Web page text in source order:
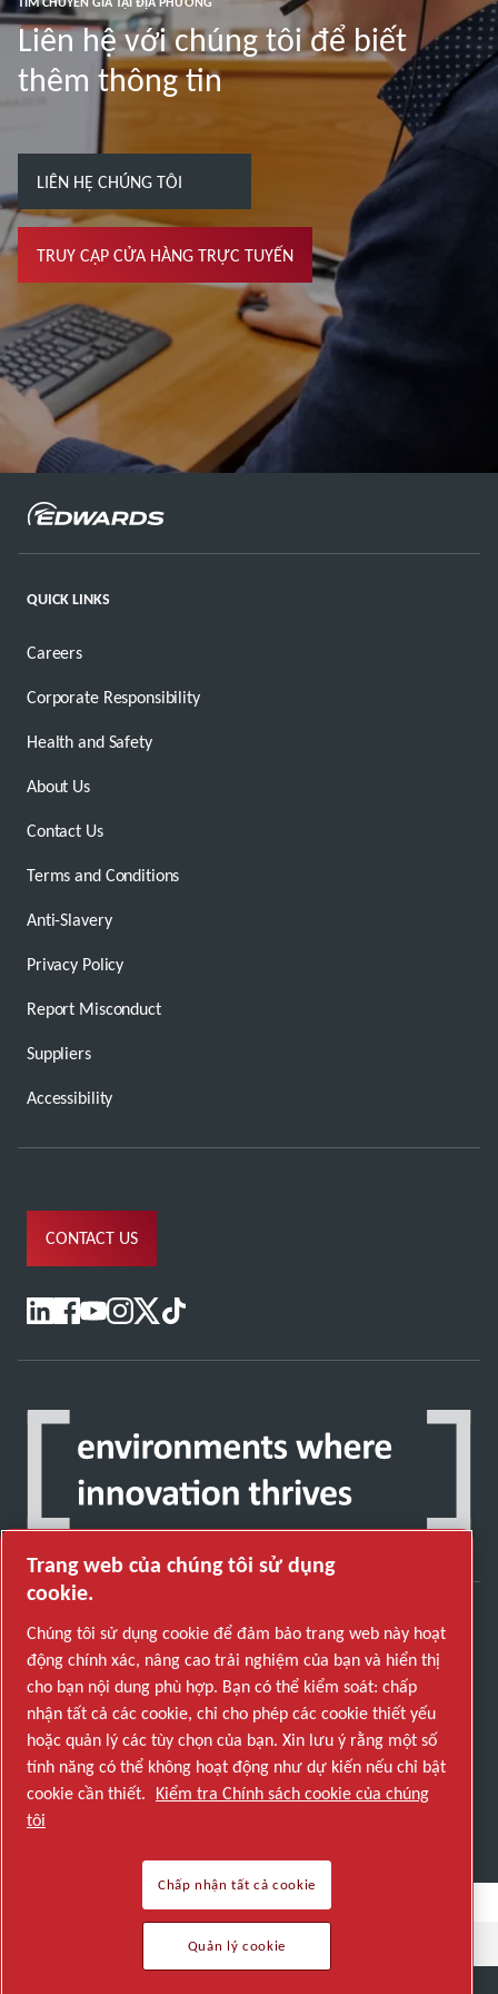
Liên hệ với chúng tôi để biết
thêm thông tin
LIÊN HỆ CHÚNG TÔI
TRUY CẬP CỬA HÀNG TRỰC TUYẾN
QUICK LINKS
Careers
Corporate Responsibility
Health and Safety
About Us
Contact Us
Terms and Conditions
Anti-Slavery
Privacy Policy
Report Misconduct
Suppliers
Accessibility
CONTACT US
Khám phá cách Atlas Copco Group cung cấp công
nghệ biến đổi tương lai.
Truy cập trang web của Atlas Copco Group
Một phần của Atlas Copco Group
Quản lý cookie
© 2026 Copyright. All rights reserved.
Trang web của chúng tôi sử dụng
cookie.
Chúng tôi sử dụng cookie để đảm bảo trang web này hoạt
động chính xác, nâng cao trải nghiệm của bạn và hiển thị
cho bạn nội dung phù hợp. Bạn có thể kiểm soát: chấp
nhận tất cả các cookie, chỉ cho phép các cookie thiết yếu
hoặc quản lý các tùy chọn của bạn. Xin lưu ý rằng một số
tính năng có thể không hoạt động như dự kiến nếu chỉ bật
cookie cần thiết. Kiểm tra Chính sách cookie của chúng
tôi
Chấp nhận tất cả cookie
Quản lý cookie